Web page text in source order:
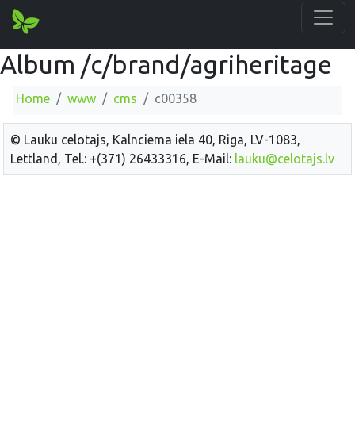
Album /c/brand/agriheritage
Home www cms c00358
© Lauku celotajs, Kalnciema iela 40, Riga, LV-1083,
Lettland, Tel.: +(371) 26433316, E-Mail: lauku@celotajs.lv